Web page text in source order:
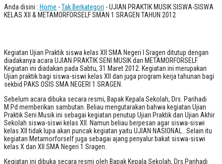
Anda disini : Home -Tak Berkategori - UJIAN PRAKTIK MUSIK SISWA-SISWA
KELAS XII & METAMORFORSELF SMAN 1 SRAGEN TAHUN 2012
Kegiatan Ujian Praktik siswa kelas XII SMA Negeri I Sragen ditutup dengan
diadakanya acara UJIAN PRAKTIK SENI MUSIK dan METAMORFORSELF.
Kegiatan ini diadakan pada Sabtu, 31 Maret 2012. Kegiatan ini merupakan
Ujian praktik bagi siswa-siswi kelas XII dan juga program kerja tahunan bagi
sekbid PAKS OSIS SMA NEGERI 1 SRAGEN.
Sebelum acara dibuka secara resmi, Bapak Kepala Sekolah, Drs. Parihadi
M.Pd memberikan sambutan. Beliau mengutarakan bahwa kegiatan Ujian
Praktik Seni Musik ini sebagai kegiatan penutup Ujian Praktik dan Ujian Akhir
Sekolah siswa-siswi kelas XII. Namun beliau berpesan agar siswa-siswi
kelas XII tidak lupa akan puncak kegiatan yaitu UJIAN NASIONAL . Selain itu
kegiatan Metamorforself juga sebagai ajang penyalur bakat siswa-siswi
kelas X dan XII SMA Negeri 1 Sragen.
Kegiatan ini dibuka secara resmi oleh Bapak Kepala Sekolah, Drs.Parihadi